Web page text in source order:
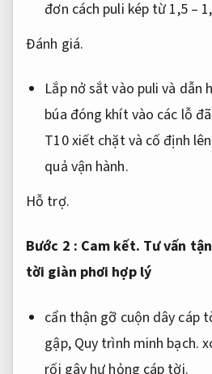
đơn cách puli kép từ 1,5 –
Đánh giá.
Lắp nở sắt vào puli và dẫn
búa đóng khít vào các lỗ
T10 xiết chặt và cố định
quả vận hành.
Hỗ trợ.
Bước 2 : Cam kết. Tư vấn
tời giàn phơi hợp lý
cẩn thận gỡ cuộn dây cáp
gập, Quy trình minh bạch.
rối gây hư hỏng cáp tời.